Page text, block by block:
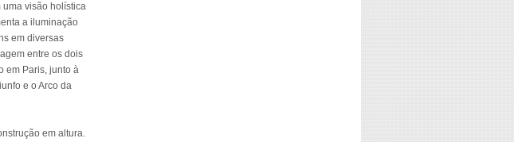
uma visão holística
a iluminação
em diversas
entre os dois
em Paris, junto à
e o Arco da
em altura.